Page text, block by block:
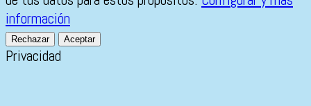
información
Rechazar Aceptar
Privacidad